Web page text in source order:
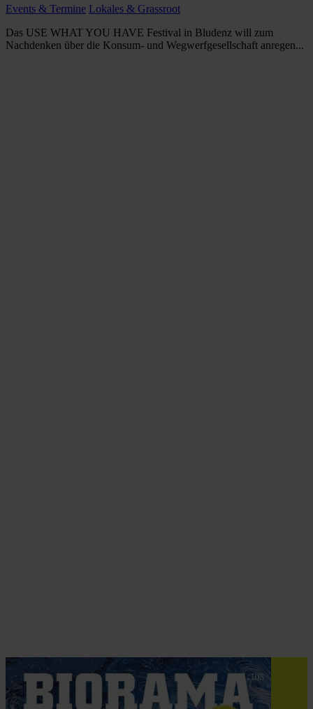
Events & Termine Lokales & Grassroot
Das USE WHAT YOU HAVE Festival in Bludenz will zum
Nachdenken über die Konsum- und Wegwerfgesellschaft anregen...